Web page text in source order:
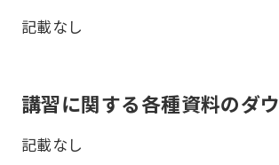
記載なし
講習に関する各種資料のダ
記載なし